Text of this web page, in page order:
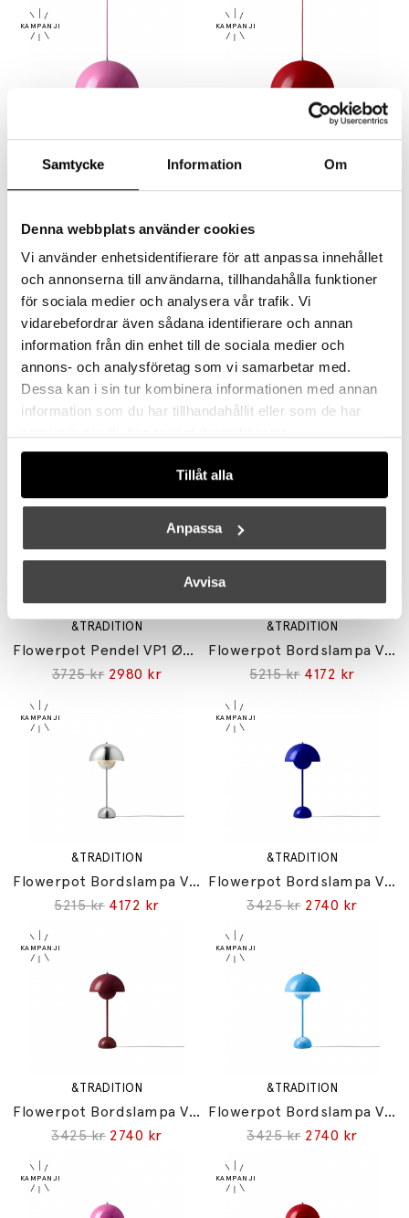
Samtycke Information Om
Denna webbplats använder cookies
Vi använder enhetsidentifierare för att anpassa innehållet
och annonserna till användarna, tillhandahålla funktioner
för sociala medier och analysera vår trafik. Vi
vidarebefordrar även sådana identifierare och annan
information från din enhet till de sociala medier och
annons- och analysföretag som vi samarbetar med.
Dessa kan i sin tur kombinera informationen med annan
information som du har tillhandahållit eller som de har
Tillåt alla
Anpassa
Avvisa
&TRADITION
Flowerpot Pendel VP7 Ø37cm Tangy Pink
&TRADITION
Flowerpot Pendel VP7 Ø37cm Vermilion Red
&TRADITION
Flowerpot Pendel VP1 Ø23cm Black & White Pattern
&TRADITION
&TRADITION
Flowerpot Pendel VP1 Ø23cm Chrome-Plated
3725 kr 2980 kr
&TRADITION
Flowerpot Bordslampa VP3 Brass-Plated
5215 kr 4172 kr
&TRADITION
Flowerpot Bordslampa VP3 Chrome-Plated
5215 kr 4172 kr
&TRADITION
Flowerpot Bordslampa VP3 Cobalt Blue
3425 kr 2740 kr
&TRADITION
Flowerpot Bordslampa VP3 Dark Plum
3425 kr 2740 kr
&TRADITION
Flowerpot Bordslampa VP3 Swim Blue
3425 kr 2740 kr